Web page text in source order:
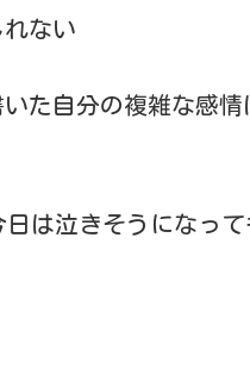
ない
た自分の複雑な感
は泣きそうになっ